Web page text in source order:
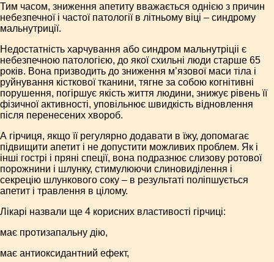
Тим часом, зниження апетиту вважається однією з причин
небезпечної і частої патології в літньому віці – синдрому
мальнутриції.
Недостатність харчування або синдром мальнутріціі є
небезпечною патологією, до якої схильні люди старше 65
років. Вона призводить до зниження м’язової маси тіла і
руйнування кісткової тканини, тягне за собою когнітивні
порушення, погіршує якість життя людини, знижує рівень її
фізичної активності, уповільнює швидкість відновлення
після перенесених хвороб.
А гірчиця, якщо її регулярно додавати в їжу, допомагає
підвищити апетит і не допустити можливих проблем. Як і
інші гострі і пряні спеції, вона подразнює слизову ротової
порожнини і шлунку, стимулюючи слиновиділення і
секрецію шлункового соку – в результаті поліпшується
апетит і травлення в цілому.
Лікарі назвали ще 4 корисних властивості гірчиці:
має протизапальну дію,
має антиоксидантний ефект,